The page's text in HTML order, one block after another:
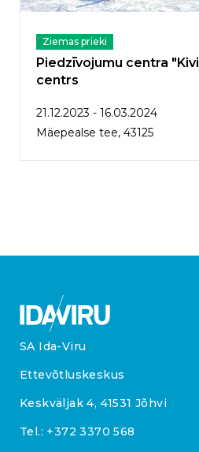
Ziemas prieki
Piedzīvojumu centra
centrs
21.12.2023 - 16.03.2024
Mäepealse tee, 43125
SA Ida-Viru
Ettevõtluskeskus
Keskväljak 4, 41531 Jõhvi
Tel.: +372 3370 568